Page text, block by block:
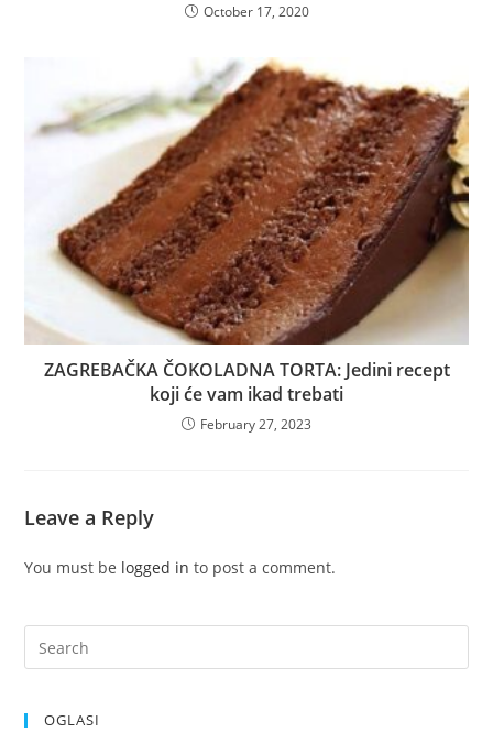
October 17, 2020
ZAGREBAČKA ČOKOLADNA TORTA: Jedini recept
koji će vam ikad trebati
February 27, 2023
Leave a Reply
You must be logged in to post a comment.
OGLASI